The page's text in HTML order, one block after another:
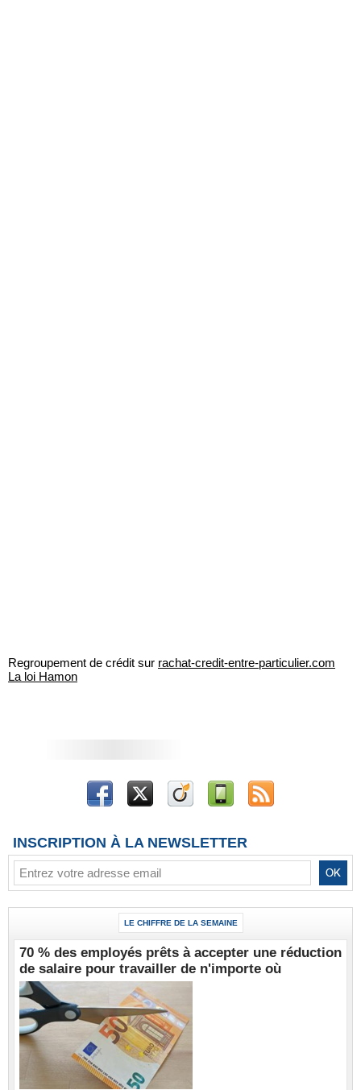
Regroupement de crédit sur rachat-credit-entre-particulier.com
La loi Hamon
INSCRIPTION À LA NEWSLETTER
LE CHIFFRE DE LA SEMAINE
70 % des employés prêts à accepter une réduction
de salaire pour travailler de n'importe où